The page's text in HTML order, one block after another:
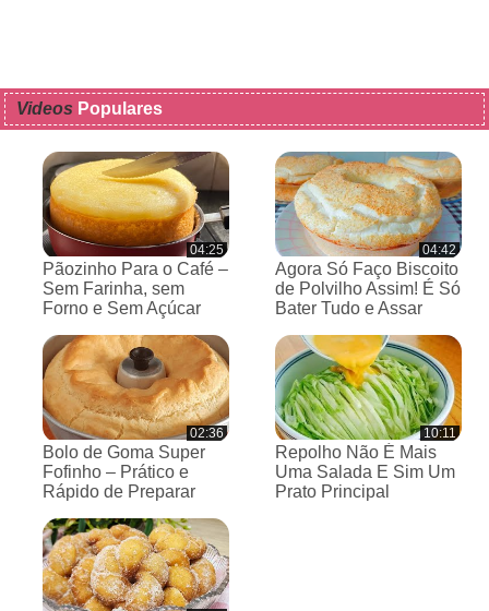
Videos Populares
04:25
Pãozinho Para o Café –
Sem Farinha, sem
Forno e Sem Açúcar
04:42
Agora Só Faço Biscoito
de Polvilho Assim! É Só
Bater Tudo e Assar
02:36
Bolo de Goma Super
Fofinho – Prático e
Rápido de Preparar
10:11
Repolho Não É Mais
Uma Salada E Sim Um
Prato Principal